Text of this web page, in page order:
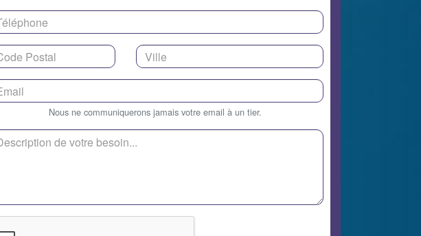
Nous ne communiquerons jamais votre email à un tier.